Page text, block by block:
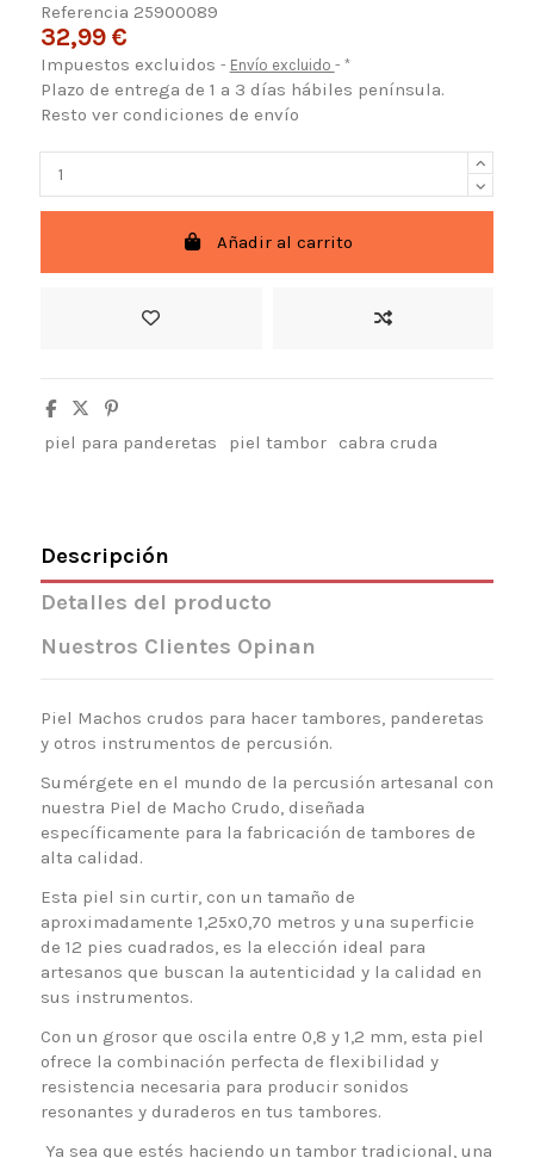
Referencia 25900089
32,99 €
Impuestos excluidos Envío excluido *
Plazo de entrega de 1 a 3 días hábiles península.
Resto ver condiciones de envío
Añadir al carrito
piel para panderetas piel tambor cabra cruda
Descripción
Detalles del producto
Nuestros Clientes Opinan
Piel Machos crudos para hacer tambores, panderetas
y otros instrumentos de percusión.
Sumérgete en el mundo de la percusión artesanal con
nuestra Piel de Macho Crudo, diseñada
específicamente para la fabricación de tambores de
alta calidad.
Esta piel sin curtir, con un tamaño de
aproximadamente 1,25x0,70 metros y una superficie
de 12 pies cuadrados, es la elección ideal para
artesanos que buscan la autenticidad y la calidad en
sus instrumentos.
Con un grosor que oscila entre 0,8 y 1,2 mm, esta piel
ofrece la combinación perfecta de flexibilidad y
resistencia necesaria para producir sonidos
resonantes y duraderos en tus tambores.
Ya sea que estés haciendo un tambor tradicional, una